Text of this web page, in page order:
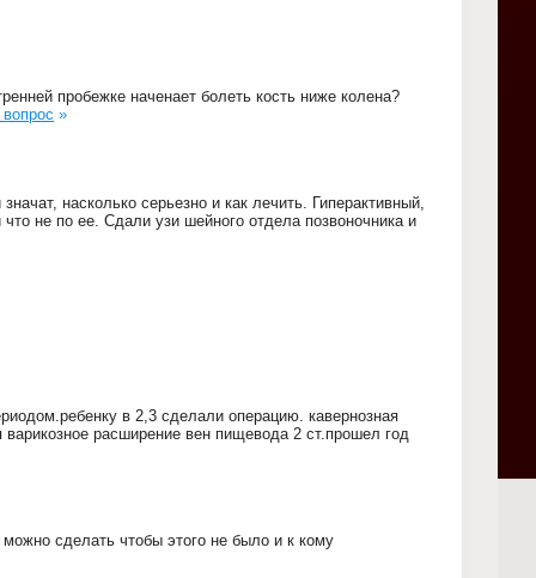
пробежке наченает болеть кость ниже колена?
»
насколько серьезно и как лечить. Гиперактивный,
не по ее. Сдали узи шейного отдела позвоночника и
в 2,3 сделали операцию. кавернозная
расширение вен пищевода 2 ст.прошел год
сделать чтобы этого не было и к кому